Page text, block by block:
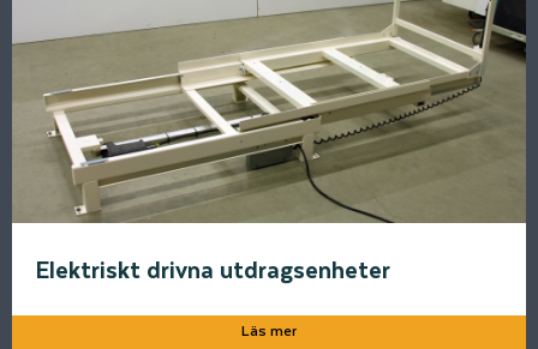
Elektriskt drivna utdragsenheter
Läs mer